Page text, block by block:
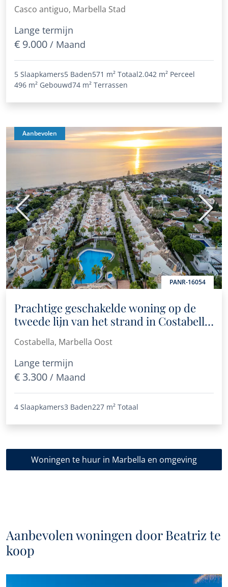
Casco antiguo, Marbella Stad
Lange termijn
€ 9.000 / Maand
5 Slaapkamers5 Baden571 m² Totaal2.042 m² Perceel
496 m² Gebouwd74 m² Terrassen
Aanbevolen
PANR-16054
Vorige
Prachtige geschakelde woning op de
tweede lijn van het strand in Costabella,
Oost-Marbella
Costabella, Marbella Oost
Lange termijn
€ 3.300 / Maand
4 Slaapkamers3 Baden227 m² Totaal
Woningen te huur in Marbella en omgeving
Aanbevolen woningen door Beatriz te
koop